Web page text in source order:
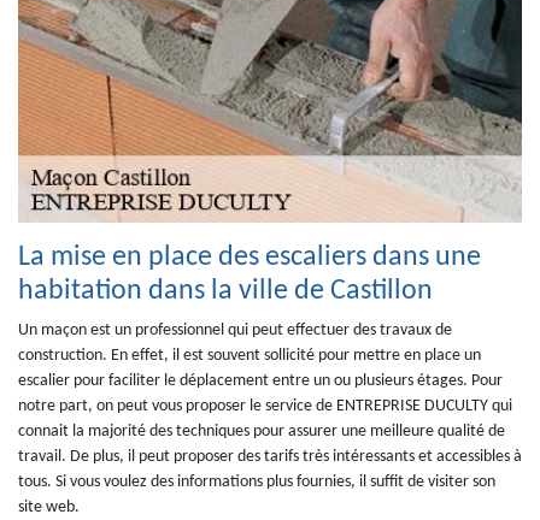
La mise en place des escaliers dans une
habitation dans la ville de Castillon
Un maçon est un professionnel qui peut effectuer des travaux de
construction. En effet, il est souvent sollicité pour mettre en place un
escalier pour faciliter le déplacement entre un ou plusieurs étages. Pour
notre part, on peut vous proposer le service de ENTREPRISE DUCULTY qui
connait la majorité des techniques pour assurer une meilleure qualité de
travail. De plus, il peut proposer des tarifs très intéressants et accessibles à
tous. Si vous voulez des informations plus fournies, il suffit de visiter son
site web.